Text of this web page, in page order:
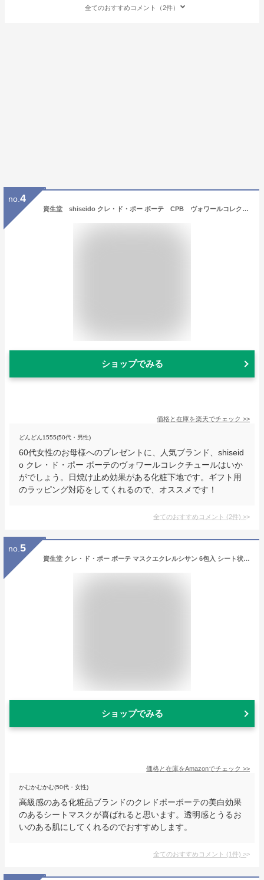
全てのおすすめコメント（2件）
no. 4
資生堂 shiseido クレ・ド・ポー ボーテ CPB ヴォワールコレクチュールn 40g 日焼け止め 化粧下地 プレメイクアップ SPF25・PA++ 母の日 父の日 ギフト プレゼント 有料ラッピング対応可国内正規品 旧型番4514254971888 新型番4514254212066
ショップでみる
価格と在庫を楽天でチェック >>
どんどん1555(50代・男性)
60代女性のお母様へのプレゼントに、人気ブランド、shiseid
o クレ・ド・ポー ボーテのヴォワールコレクチュールはいか
がでしょう。日焼け止め効果がある化粧下地です。ギフト用
のラッピング対応をしてくれるので、オススメです！
全てのおすすめコメント (2件) >
no. 5
資生堂 クレ・ド・ポー ボーテ マスクエクレルシサン 6包入 シート状美白マスク アウトレット
ショップでみる
価格と在庫をAmazonでチェック >>
かむかむかむ(50代・女性)
高級感のある化粧品ブランドのクレドポーボーテの美白効果
のあるシートマスクが喜ばれると思います。透明感とうるお
いのある肌にしてくれるのでおすすめします。
全てのおすすめコメント (1件) >